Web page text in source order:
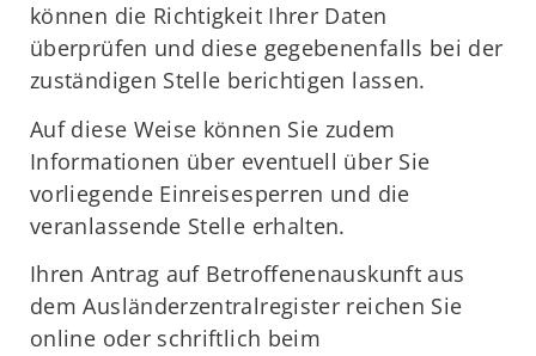
können die Richtigkeit Ihrer Daten
überprüfen und diese gegebenenfalls bei der
zuständigen Stelle berichtigen lassen.
Auf diese Weise können Sie zudem
Informationen über eventuell über Sie
vorliegende Einreisesperren und die
veranlassende Stelle erhalten.
Ihren Antrag auf Betroffenenauskunft aus
dem Ausländerzentralregister reichen Sie
online oder schriftlich beim